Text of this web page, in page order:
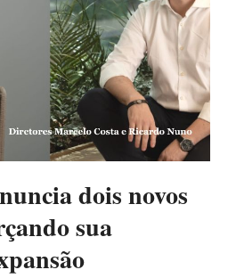
dois novos
sua